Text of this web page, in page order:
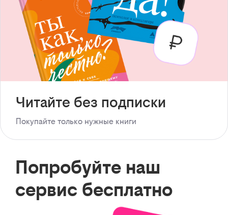
Читайте без подписки
Покупайте только нужные книги
Попробуйте наш
сервис бесплатно